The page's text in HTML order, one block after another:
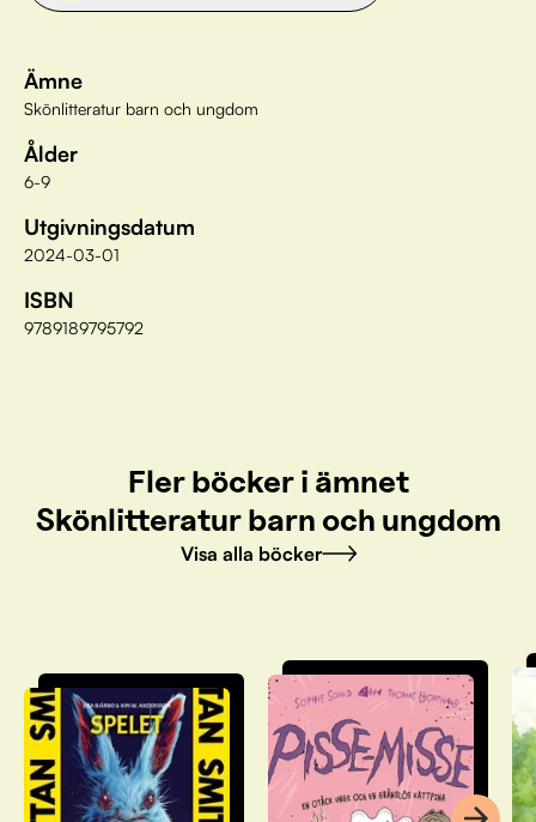
Ämne
Skönlitteratur barn och ungdom
Ålder
6-9
Utgivningsdatum
2024-03-01
ISBN
9789189795792
Fler böcker i ämnet
Skönlitteratur barn och ungdom
Visa alla böcker